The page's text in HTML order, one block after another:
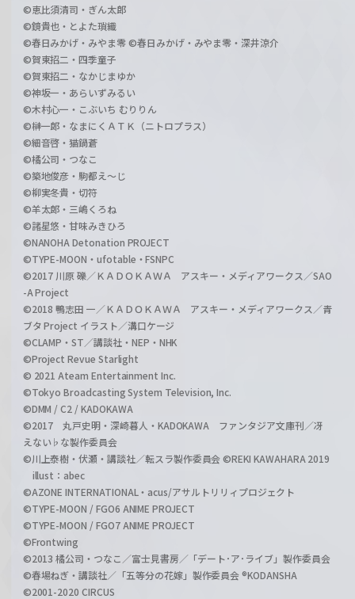
©恵比須清司・ぎん太郎
©鏡貴也・とよた瑣織
©春日みかげ・みやま零 ©春日みかげ・みやま零・深井涼介
©賀東招二・四季童子
©賀東招二・なかじまゆか
©神坂一・あらいずみるい
©木村心一・こぶいち むりりん
©榊一郎・なまにくＡＴＫ（ニトロプラス）
©細音啓・猫鍋蒼
©橘公司・つなこ
©築地俊彦・駒都え～じ
©柳実冬貴・切符
©羊太郎・三嶋くろね
©諸星悠・甘味みきひろ
©NANOHA Detonation PROJECT
©TYPE-MOON・ufotable・FSNPC
©2017 川原 礫／ＫＡＤＯＫＡＷＡ アスキー・メディアワークス／SAO
-A Project
©2018 鴨志田 一／ＫＡＤＯＫＡＷＡ アスキー・メディアワークス／青
ブタ Project イラスト／溝口ケージ
©CLAMP・ST／講談社・NEP・NHK
©Project Revue Starlight
© 2021 Ateam Entertainment Inc.
©Tokyo Broadcasting System Television, Inc.
©DMM / C2 / KADOKAWA
©2017 丸戸史明・深崎暮人・KADOKAWA ファンタジア文庫刊／冴
えない♭な製作委員会
©川上泰樹・伏瀬・講談社／転スラ製作委員会 ©REKI KAWAHARA 2019
illust：abec
©AZONE INTERNATIONAL・acus/アサルトリリィプロジェクト
©TYPE-MOON / FGO6 ANIME PROJECT
©TYPE-MOON / FGO7 ANIME PROJECT
©Frontwing
©2013 橘公司・つなこ／富士見書房／「デート･ア･ライブ」製作委員会
©春場ねぎ・講談社／「五等分の花嫁」製作委員会 ®KODANSHA
©2001-2020 CIRCUS